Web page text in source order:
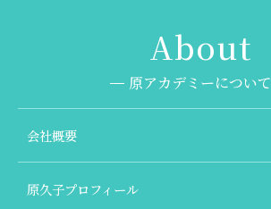
原アカデミーについて
会社概要
原久子プロフィール